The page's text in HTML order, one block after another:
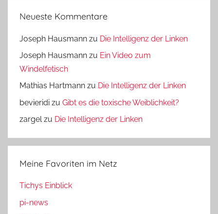
Neueste Kommentare
Joseph Hausmann zu Die Intelligenz der Linken
Joseph Hausmann zu Ein Video zum
Windelfetisch
Mathias Hartmann zu Die Intelligenz der Linken
bevieridi zu Gibt es die toxische Weiblichkeit?
zargelzu Die Intelligenz der Linken
Meine Favoriten im Netz
Tichys Einblick
pi-news